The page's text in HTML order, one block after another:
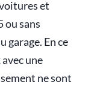
et
ou sans
garage. En ce
une
ne sont